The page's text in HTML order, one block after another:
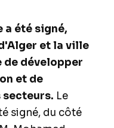
a été signé,
et la ville
de développer
et de
Le
signé, du côté